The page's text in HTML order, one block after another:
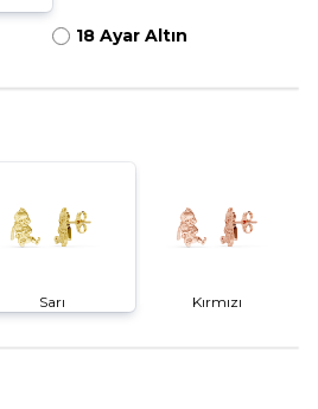
18 Ayar Altın
Sarı Kırmızı